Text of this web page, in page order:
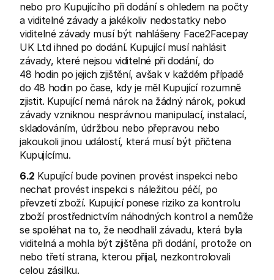
nebo pro Kupujícího při dodání s ohledem na počty
a viditelné závady a jakékoliv nedostatky nebo
viditelné závady musí být nahlášeny Face2Facepay
UK Ltd ihned po dodání. Kupující musí nahlásit
závady, které nejsou viditelné při dodání, do
48 hodin po jejich zjištění, avšak v každém případě
do 48 hodin po čase, kdy je měl Kupující rozumně
zjistit. Kupující nemá nárok na žádný nárok, pokud
závady vzniknou nesprávnou manipulací, instalací,
skladováním, údržbou nebo přepravou nebo
jakoukoli jinou událostí, která musí být přičtena
Kupujícímu.
6.2 Kupující bude povinen provést inspekci nebo
nechat provést inspekci s náležitou péčí, po
převzetí zboží. Kupující ponese riziko za kontrolu
zboží prostřednictvím náhodných kontrol a nemůže
se spoléhat na to, že neodhalil závadu, která byla
viditelná a mohla být zjištěna při dodání, protože on
nebo třetí strana, kterou přijal, nezkontrolovali
celou zásilku.